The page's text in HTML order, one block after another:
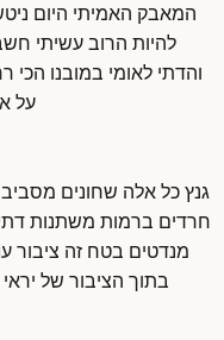
המאבק האמיתי היום
להיות הרוב עשיתי
על
גנץ כל אלה שחונים
מנדטים בטח זה ציבור
בתוך הציבור של